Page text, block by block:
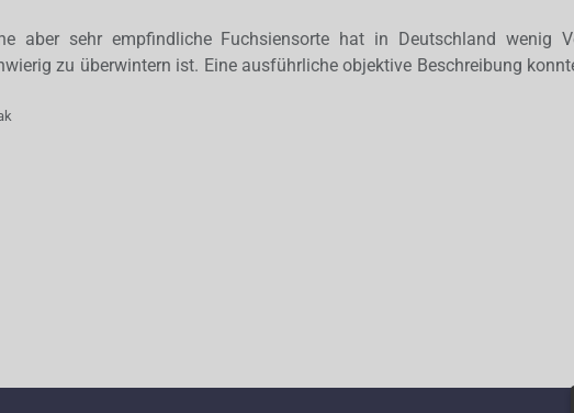
aber sehr empfindliche Fuchsiensorte hat in Deutschland wenig
zu überwintern ist. Eine ausführliche objektive Beschreibung